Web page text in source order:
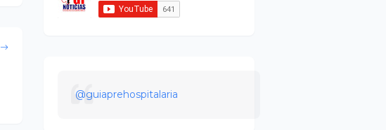
@guiaprehospitalaria